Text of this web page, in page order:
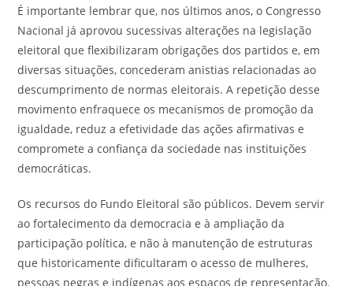
É importante lembrar que, nos últimos anos, o Congresso
Nacional já aprovou sucessivas alterações na legislação
eleitoral que flexibilizaram obrigações dos partidos e, em
diversas situações, concederam anistias relacionadas ao
descumprimento de normas eleitorais. A repetição desse
movimento enfraquece os mecanismos de promoção da
igualdade, reduz a efetividade das ações afirmativas e
compromete a confiança da sociedade nas instituições
democráticas.
Os recursos do Fundo Eleitoral são públicos. Devem servir
ao fortalecimento da democracia e à ampliação da
participação política, e não à manutenção de estruturas
que historicamente dificultaram o acesso de mulheres,
pessoas negras e indígenas aos espaços de representação.